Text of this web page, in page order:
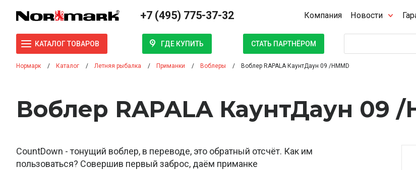
+7 (495) 775-37-32 Компания Новости
КАТАЛОГ ТОВАРОВ ГДЕ КУПИТЬ СТАТЬ ПАРТНЁРОМ
Нормарк Каталог Летняя рыбалка Приманки Воблеры Воблер RAPALA КаунтДаун 09 /HMMD
Воблер RAPALA КаунтДаун 09 /
CountDown - тонущий воблер, в переводе, это обратный отсчёт. Как им
пользоваться? Совершив первый заброс, даём приманке